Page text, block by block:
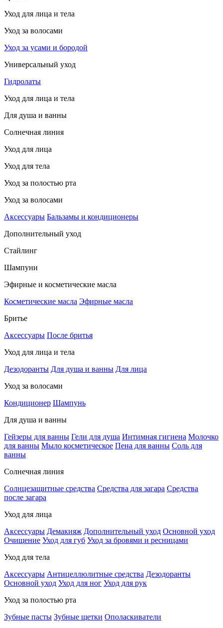
Уход для лица и тела
Уход за волосами
Уход за усами и бородой
Универсальный уход
Гидролаты
Уход для лица и тела
Для душа и ванны
Солнечная линия
Уход для лица
Уход для тела
Уход за полостью рта
Уход за волосами
Аксессуары Бальзамы и кондиционеры
Дополнительный уход
Стайлинг
Шампуни
Эфирные и косметические масла
Косметические масла Эфирные масла
Бритье
Аксессуары После бритья
Уход для лица и тела
Дезодоранты Для душа и ванны Для лица
Уход за волосами
Кондиционер Шампунь
Для душа и ванны
Гейзеры для ванны Гели для душа Интимная гигиена Молочко
для ванны Мыло косметическое Пена для ванны Соль для
ванны
Солнечная линия
Солнцезащитные средства Средства для загара Средства
после загара
Уход для лица
Аксессуары Демакияж Дополнительный уход Основной уход
Очищение Уход для губ Уход за бровями и ресницами
Уход для тела
Аксессуары Антицеллюлитные средства Дезодоранты
Основной уход Уход для ног Уход для рук
Уход за полостью рта
Зубные пасты Зубные щетки Ополаскиватели